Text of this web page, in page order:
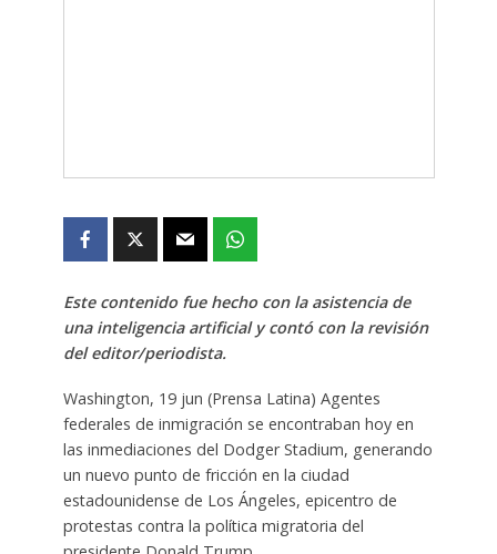
Este contenido fue hecho con la asistencia de
una inteligencia artificial y contó con la revisión
del editor/periodista.
Washington, 19 jun (Prensa Latina) Agentes
federales de inmigración se encontraban hoy en
las inmediaciones del Dodger Stadium, generando
un nuevo punto de fricción en la ciudad
estadounidense de Los Ángeles, epicentro de
protestas contra la política migratoria del